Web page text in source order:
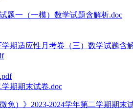
题一（一模）数学试题含解析.doc
期适应性月考卷（三）数学试题含
期期末试卷.doc
）》2023-2024学年第二学期期末